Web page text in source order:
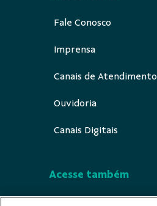
Fale Conosco
Imprensa
Canais de Atendimento
Ouvidoria
Canais Digitais
Acesse também